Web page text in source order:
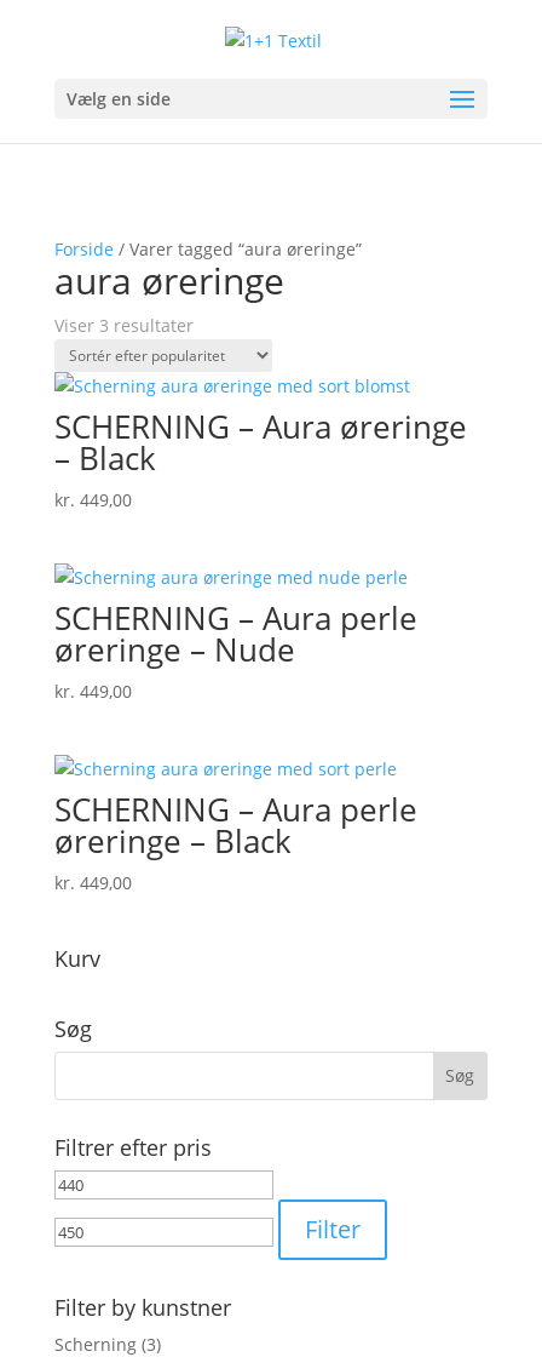
Vælg en side
Forside / Varer tagged “aura øreringe”
aura øreringe
Viser 3 resultaterSorteret
efter
popularitet
SCHERNING – Aura øreringe
– Black
kr. 449,00
SCHERNING – Aura perle
øreringe – Nude
kr. 449,00
SCHERNING – Aura perle
øreringe – Black
kr. 449,00
Kurv
Søg
Filtrer efter pris
Mindste
pris
Filter
Filter by kunstner
Scherning (3)